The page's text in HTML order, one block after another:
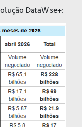
DataWise+: